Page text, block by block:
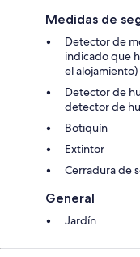
Medidas de
Detector de
indicado que
el alojamiento)
Detector de
detector de
Botiquín
Extintor
Cerradura de
General
Jardín